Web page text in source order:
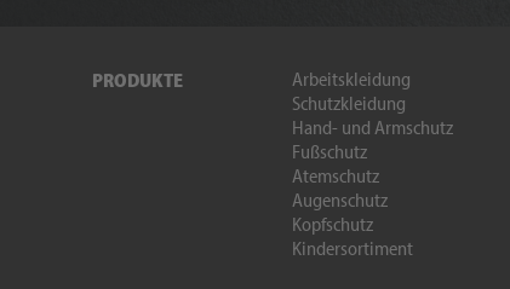
PRODUKTE
Arbeitskleidung
Schutzkleidung
Hand- und Armschutz
Fußschutz
Atemschutz
Augenschutz
Kopfschutz
Kindersortiment